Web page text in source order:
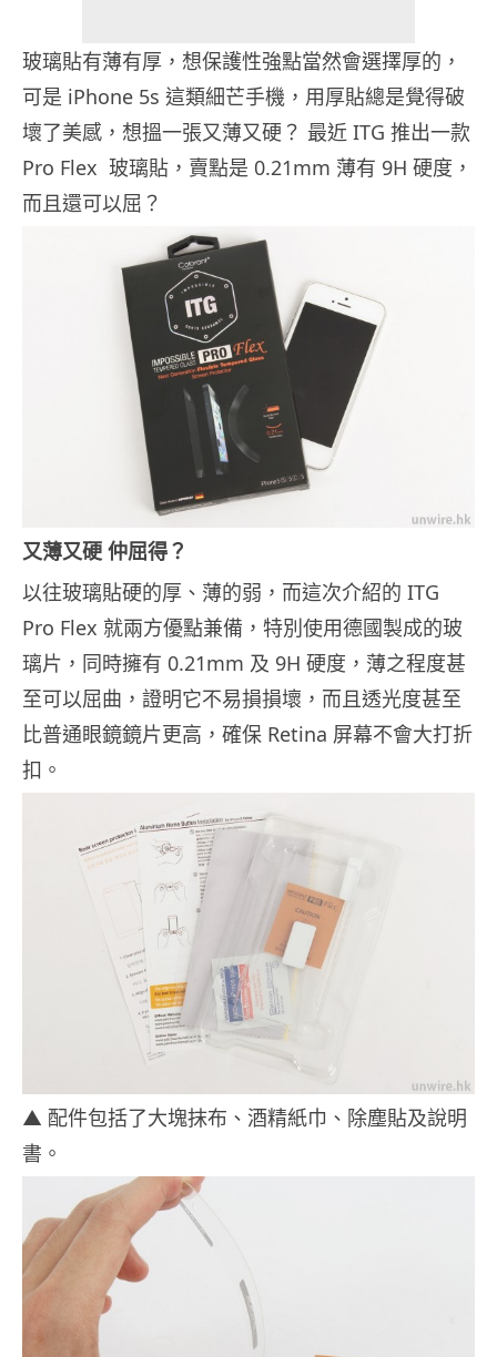
玻璃貼有薄有厚，想保護性強點當然會選擇厚的，
可是 iPhone 5s 這類細芒手機，用厚貼總是覺得破
壞了美感，想搵一張又薄又硬？ 最近 ITG 推出一款
Pro Flex 玻璃貼，賣點是 0.21mm 薄有 9H 硬度，
而且還可以屈？
又薄又硬 仲屈得？
以往玻璃貼硬的厚、薄的弱，而這次介紹的 ITG
Pro Flex 就兩方優點兼備，特別使用德國製成的玻
璃片，同時擁有 0.21mm 及 9H 硬度，薄之程度甚
至可以屈曲，證明它不易損損壞，而且透光度甚至
比普通眼鏡鏡片更高，確保 Retina 屏幕不會大打折
扣。
▲ 配件包括了大塊抹布、酒精紙巾、除塵貼及說明
書。